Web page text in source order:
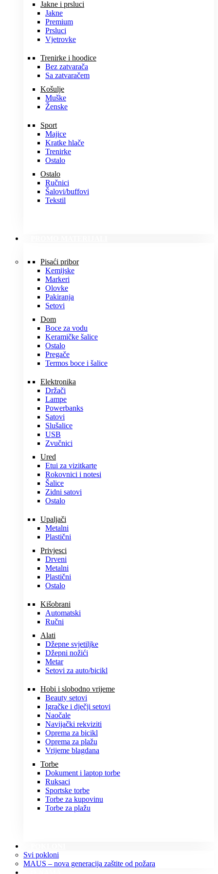
Jakne i prsluci
Jakne
Premium
Prsluci
Vjetrovke
Trenirke i hoodice
Bez zatvarača
Sa zatvaračem
Košulje
Muške
Ženske
Sport
Majice
Kratke hlače
Trenirke
Ostalo
Ostalo
Ručnici
Šalovi/buffovi
Tekstil
Pisaći pribor
Kemijske
Markeri
Olovke
Pakiranja
Setovi
Dom
Boce za vodu
Keramičke šalice
Ostalo
Pregače
Termos boce i šalice
Elektronika
Držači
Lampe
Powerbanks
Satovi
Slušalice
USB
Zvučnici
Ured
Etui za vizitkarte
Rokovnici i notesi
Šalice
Zidni satovi
Ostalo
Upaljači
Metalni
Plastični
Privjesci
Drveni
Metalni
Plastični
Ostalo
Kišobrani
Automatski
Ručni
Alati
Džepne svjetiljke
Džepni nožići
Metar
Setovi za auto/bicikl
Hobi i slobodno vrijeme
Beauty setovi
Igračke i dječji setovi
Naočale
Navijački rekviziti
Oprema za bicikl
Oprema za plažu
Vrijeme blagdana
Torbe
Dokument i laptop torbe
Ruksaci
Sportske torbe
Torbe za kupovinu
Torbe za plažu
Svi pokloni
MAUS – nova generacija zaštite od požara